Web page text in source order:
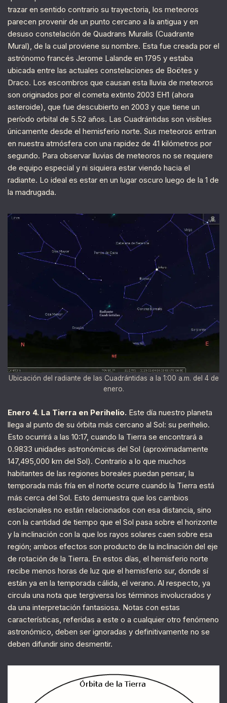
trazar en sentido contrario su trayectoria, los meteoros
parecen provenir de un punto cercano a la antigua y en
desuso constelación de Quadrans Muralis (Cuadrante
Mural), de la cual proviene su nombre. Esta fue creada por el
astrónomo francés Jerome Lalande en 1795 y estaba
ubicada entre las actuales constelaciones de Boötes y
Draco. Los escombros que causan esta lluvia de meteoros
son originados por el cometa extinto 2003 EH1 (ahora
asteroide), que fue descubierto en 2003 y que tiene un
período orbital de 5.52 años. Las Cuadrántidas son visibles
únicamente desde el hemisferio norte. Sus meteoros entran
en nuestra atmósfera con una rapidez de 41 kilómetros por
segundo. Para observar lluvias de meteoros no se requiere
de equipo especial y ni siquiera estar viendo hacia el
radiante. Lo ideal es estar en un lugar oscuro luego de la 1 de
la madrugada.
Ubicación del radiante de las Cuadrántidas a la 1:00 a.m. del 4 de
enero.
Enero 4. La Tierra en Perihelio. Este día nuestro planeta
llega al punto de su órbita más cercano al Sol: su perihelio.
Esto ocurrirá a las 10:17, cuando la Tierra se encontrará a
0.9833 unidades astronómicas del Sol (aproximadamente
147,495,000 km del Sol). Contrario a lo que muchos
habitantes de las regiones boreales puedan pensar, la
temporada más fría en el norte ocurre cuando la Tierra está
más cerca del Sol. Esto demuestra que los cambios
estacionales no están relacionados con esa distancia, sino
con la cantidad de tiempo que el Sol pasa sobre el horizonte
y la inclinación con la que los rayos solares caen sobre esa
región; ambos efectos son producto de la inclinación del eje
de rotación de la Tierra. En estos días, el hemisferio norte
recibe menos horas de luz que el hemisferio sur, donde sí
están ya en la temporada cálida, el verano. Al respecto, ya
circula una nota que tergiversa los términos involucrados y
da una interpretación fantasiosa. Notas con estas
características, referidas a este o a cualquier otro fenómeno
astronómico, deben ser ignoradas y definitivamente no se
deben difundir sino desmentir.